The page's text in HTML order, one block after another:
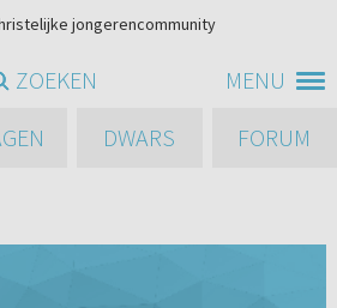
MENU
jongerencommunity
ZOEKEN
DWARS FORUM